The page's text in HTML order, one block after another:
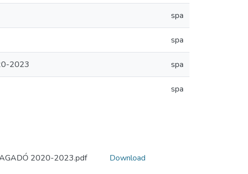
spa
spa
2023 spa
spa
2020-2023.pdf
Download